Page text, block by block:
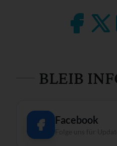
BLEIB
Facebook